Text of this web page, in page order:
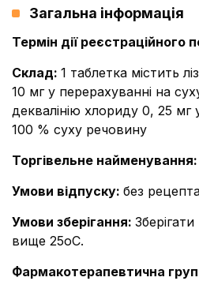
Загальна інформація
Термін дії реєстраційного
Склад: 1 таблетка містить
10 мг у перерахуванні на
деквалінію хлориду 0, 25 мг
100 % суху речовину
Торгівельне найменування:
Умови відпуску: без
Умови зберігання:
вище 25оС.
Фармакотерапевтична